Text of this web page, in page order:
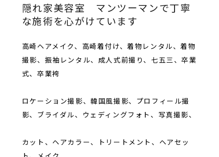
隠れ家美容室 マンツーマンで丁寧
な施術を心がけています
高崎ヘアメイク、高崎着付け、着物レンタル、着物
撮影、振袖レンタル、成人式前撮り、七五三、卒業
式、卒業袴
ロケーション撮影、韓国風撮影、プロフィール撮
影、ブライダル、ウェディングフォト、写真撮影、
カット、ヘアカラー、トリートメント、ヘアセッ